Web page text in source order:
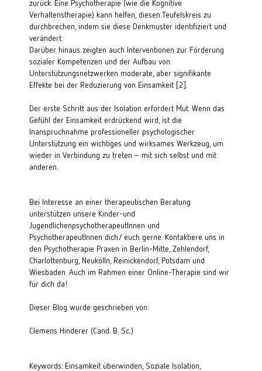
zurück. Eine Psychotherapie (wie die Kognitive
Verhaltenstherapie) kann helfen, diesen Teufelskreis zu
durchbrechen, indem sie diese Denkmuster identifiziert und
verändert.
Darüber hinaus zeigten auch Interventionen zur Förderung
sozialer Kompetenzen und der Aufbau von
Unterstützungsnetzwerken moderate, aber signifikante
Effekte bei der Reduzierung von Einsamkeit [2]
Der erste Schritt aus der Isolation erfordert Mut. Wenn das
Gefühl der Einsamkeit erdrückend wird, ist die
Inanspruchnahme professioneller psychologischer
Unterstützung ein wichtiges und wirksames Werkzeug, um
wieder in Verbindung zu treten – mit sich selbst und mit
anderen.
Bei Interesse an einer therapeutischen Beratung
unterstützen unsere Kinder-und
JugendlichenpsychotherapeutInnen und
PsychotherapeutInnen dich/ euch gerne. Kontaktiere uns in
den Psychotherapie Praxen in Berlin-Mitte Zehlendorf,
Charlottenburg Neukölln Reinickendorf, Potsdam und
Wiesbaden . Auch im Rahmen einer Online-Therapie sind wir
für dich da!
Dieser Blog wurde geschrieben von:
Clemens Hinderer (Cand. B. Sc.)
Keywords: Einsamkeit überwinden, Soziale Isolation,